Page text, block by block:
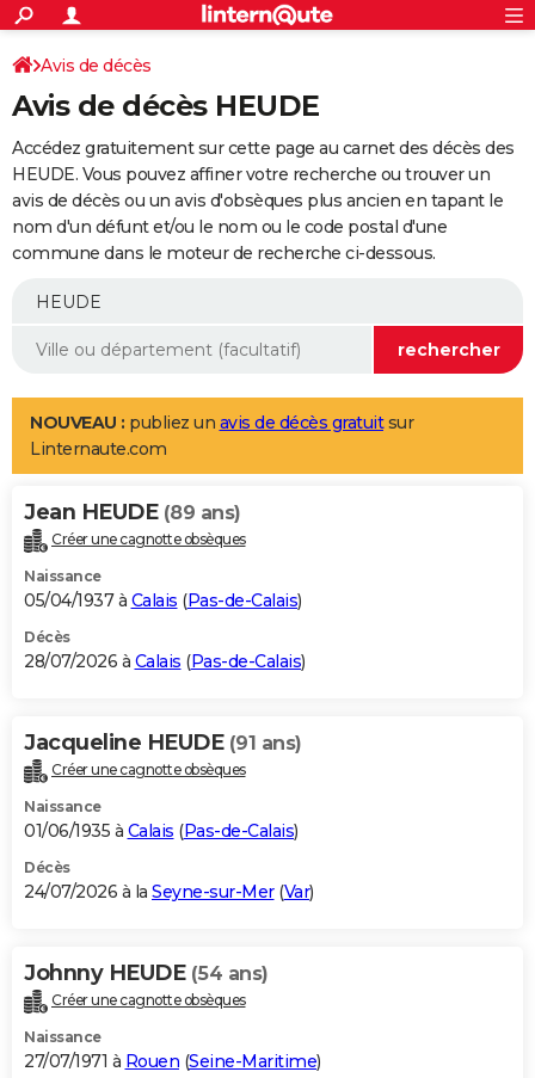
ACTUALITÉS
Politique
Société
Faits Divers
Education
Monde
Villes
+
SPORT
Coupe du monde 2026
Football
Tennis
Cyclisme
Rugby
Forum
Programme TV
TNT
Streaming
Cinéma
Sorties cinéma
Musique
+
FINANCE
Retraite
Epargne
Immobilier
Risques naturels par ville
Banque
Assurance
AUTO
Essais
Réserver un essai
Citadines
Berlines
SUV
Forum auto
+
Mobiles
Meilleur smartphone
Internet
Ordinateurs
Jeux vidéo
Guide high-tech
Aménagement intérieur
LIFESTYLE
Art de vivre
Bien-être
Loisirs
Mode
Modes de vie
Alimentation
Guide de la santé
Maladies
Médicaments
Sommeil
VOYAGE
Destinations
City break
Voyage nature
Voyage de noces
Forum
Climat
+PHOTO
GUIDES D'ACHAT
BONS PLANS
Carte de Noël
Carte Bonne année
Carte Saint-Valentin
Carte Pâques
Carte d'anniversaire
DICTIONNAIRE
Dictionnaire
Biographies
Citations
Expressions
Proverbes
PROGRAMME TV
S'inscrire
Se connecter
Lycées
Collèges
Primaires
Universités
Entreprises
Service militaire
Avis de recherche
AVIS DE DÉCÈS
Bricolage
Lifestyle
Culture
Sport
Auto
Television
Voyage
Cinema
Avis de décès
Avis de décès HEUDE
Accédez gratuitement sur cette page au carnet des décès des
HEUDE. Vous pouvez affiner votre recherche ou trouver un
avis de décès ou un avis d'obsèques plus ancien en tapant le
nom d'un défunt et/ou le nom ou le code postal d'une
commune dans le moteur de recherche ci-dessous.
NOUVEAU : publiez un avis de décès gratuitsur
Linternaute.com
Jean HEUDE (89 ans)
Créer une cagnotte obsèques
Naissance
05/04/1937 à Calais (Pas-de-Calais)
Décès
28/07/2026 à Calais (Pas-de-Calais)
Jacqueline HEUDE (91 ans)
Créer une cagnotte obsèques
Naissance
01/06/1935 à Calais (Pas-de-Calais)
Décès
24/07/2026 à la Seyne-sur-Mer(Var)
Johnny HEUDE (54 ans)
Créer une cagnotte obsèques
Naissance
27/07/1971 à Rouen (Seine-Maritime)